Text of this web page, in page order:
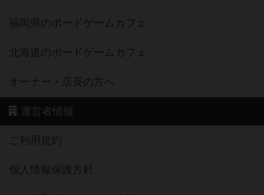
福岡県のボードゲームカフェ
北海道のボードゲームカフェ
オーナー・店長の方へ
運営者情報
ご利用規約
個人情報保護方針